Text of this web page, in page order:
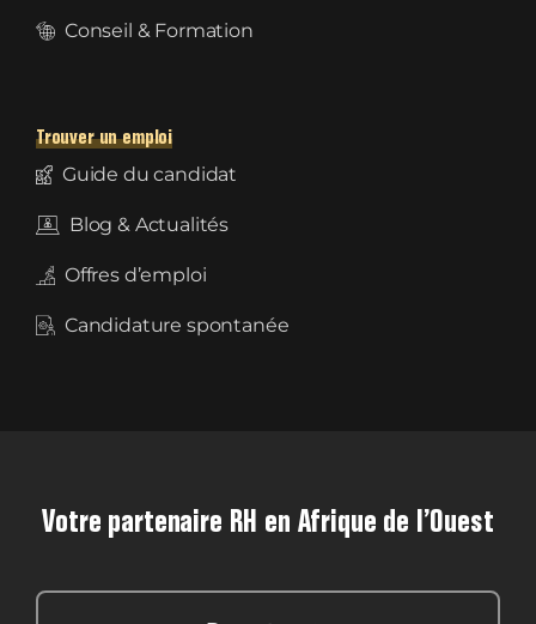
Conseil & Formation
Trouver un emploi
Guide du candidat
Blog & Actualités
Offres d’emploi
Candidature spontanée
Votre partenaire RH en Afrique de l’Ouest